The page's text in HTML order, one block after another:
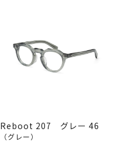
Reboot 207 グレー 46
（グレー）